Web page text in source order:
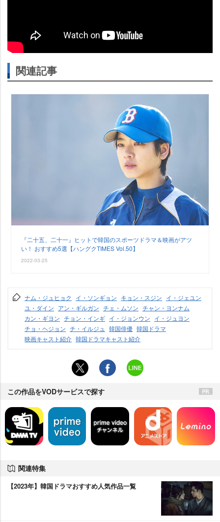
関連記事
『二十五、二十一』ヒットで韓国のスポーツドラマ＆映画がアツ
い！ おすすめ5選【ハングクTIMES Vol.50】
2022-03-25
ナム・ジュヒョク イ・ソンギョン キョン・スジン イ・ジェユン
ユ・ダイン アン・ギルガン チェ・ムソン チャン・ヨンナム
カン・ギヨン チョン・インギ イ・ジョンウン イ・ジュヨン
チョ・ヘジョン チ・イルジュ 韓国俳優 韓国ドラマ
映画キャスト紹介 韓国ドラマキャスト紹介
この作品をVODサービスで探す
関連特集
【2023年】韓国ドラマおすすめ人気作品一覧